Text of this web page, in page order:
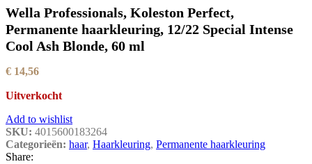
Wella Professionals, Koleston Perfect,
Permanente haarkleuring, 12/22 Special Intense
Cool Ash Blonde, 60 ml
€ 14,56
Uitverkocht
Add to wishlist
SKU: 4015600183264
Categorieën: haar, Haarkleuring, Permanente haarkleuring
Share: